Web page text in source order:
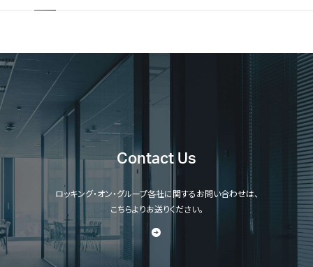
Contact Us
ロッキング・オン・グループ各社に関するお問い合わせは、
こちらよりお送りください。